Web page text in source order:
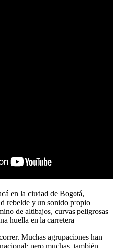
en la ciudad de Bogotá,
rebelde y un sonido propio
de altibajos, curvas peligrosas
huella en la carretera.
Muchas agrupaciones han
pero muchas, también,